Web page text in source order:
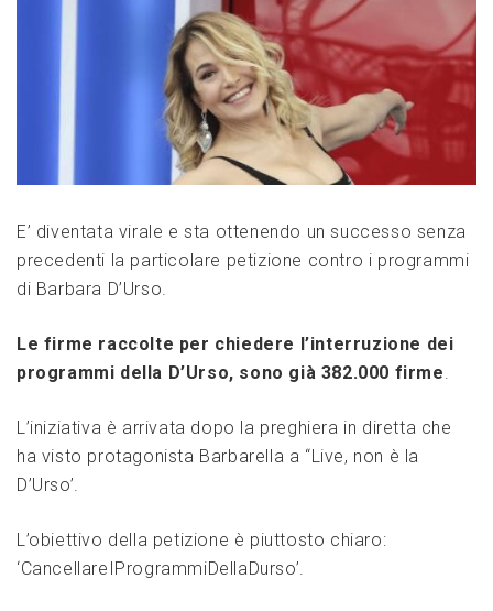
E’ diventata virale e sta ottenendo un successo senza
precedenti la particolare petizione contro i programmi
di Barbara D’Urso.
Le firme raccolte per chiedere l’interruzione dei
programmi della D’Urso, sono già 382.000 firme.
L’iniziativa è arrivata dopo la preghiera in diretta che
ha visto protagonista Barbarella a “Live, non è la
D’Urso’.
L’obiettivo della petizione è piuttosto chiaro:
‘CancellareIProgrammiDellaDurso’.